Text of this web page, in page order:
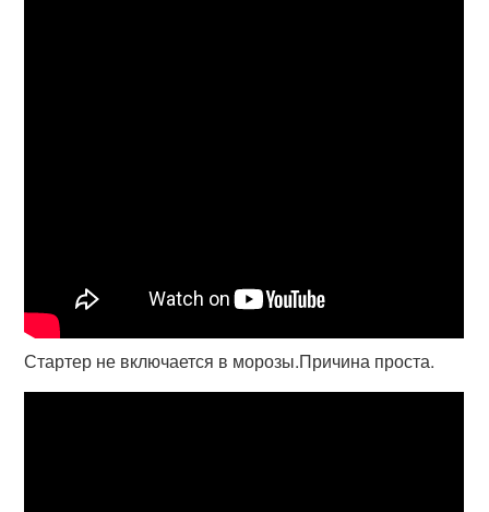
Стартер не включается в морозы.Причина проста.